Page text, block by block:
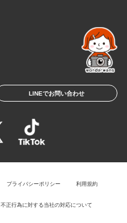
LINEでお問い合わせ
プライバシーポリシー 利用規約
不正行為に対する当社の対応について